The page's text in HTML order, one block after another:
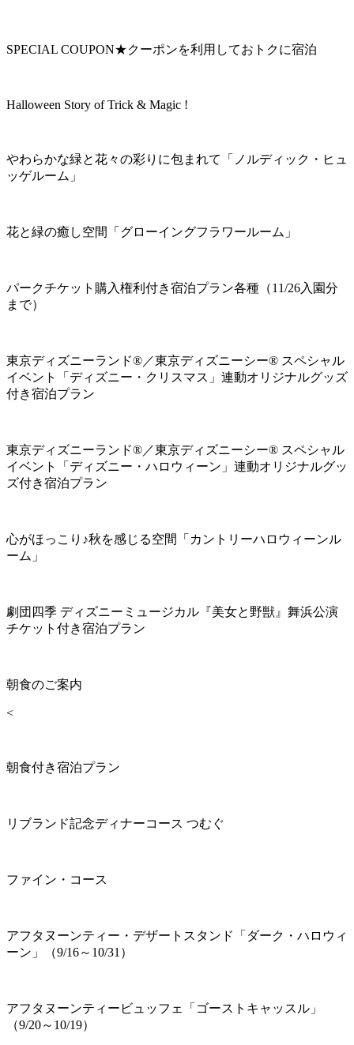
SPECIAL COUPON★クーポンを利用しておトクに宿泊
Halloween Story of Trick & Magic !
やわらかな緑と花々の彩りに包まれて「ノルディック・ヒュ
ッゲルーム」
花と緑の癒し空間「グローイングフラワールーム」
パークチケット購入権利付き宿泊プラン各種（11/26入園分
まで）
東京ディズニーランド®／東京ディズニーシー® スペシャル
イベント「ディズニー・クリスマス」連動オリジナルグッズ
付き宿泊プラン
東京ディズニーランド®／東京ディズニーシー® スペシャル
イベント「ディズニー・ハロウィーン」連動オリジナルグッ
ズ付き宿泊プラン
心がほっこり♪秋を感じる空間「カントリーハロウィーンル
ーム」
劇団四季 ディズニーミュージカル『美女と野獣』舞浜公演
チケット付き宿泊プラン
朝食のご案内
<
朝食付き宿泊プラン
リブランド記念ディナーコース つむぐ
ファイン・コース
アフタヌーンティー・デザートスタンド「ダーク・ハロウィ
ーン」（9/16～10/31）
アフタヌーンティービュッフェ「ゴーストキャッスル」
（9/20～10/19）